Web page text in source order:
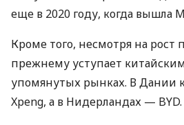
еще в 2020 году, когда вышла
Кроме того, несмотря на рост
прежнему уступает
упомянутых рынках. В Дании
Xpeng, а в Нидерландах — BYD.